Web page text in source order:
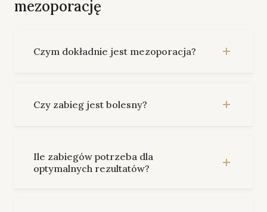
mezoporację
Czym dokładnie jest mezoporacja?
Czy zabieg jest bolesny?
Ile zabiegów potrzeba dla
optymalnych rezultatów?